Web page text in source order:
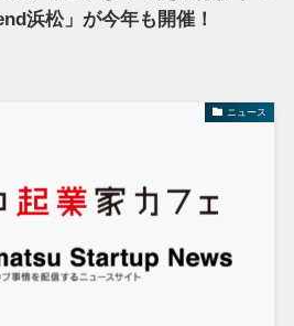
浜松」が今年も開催！
ニュース